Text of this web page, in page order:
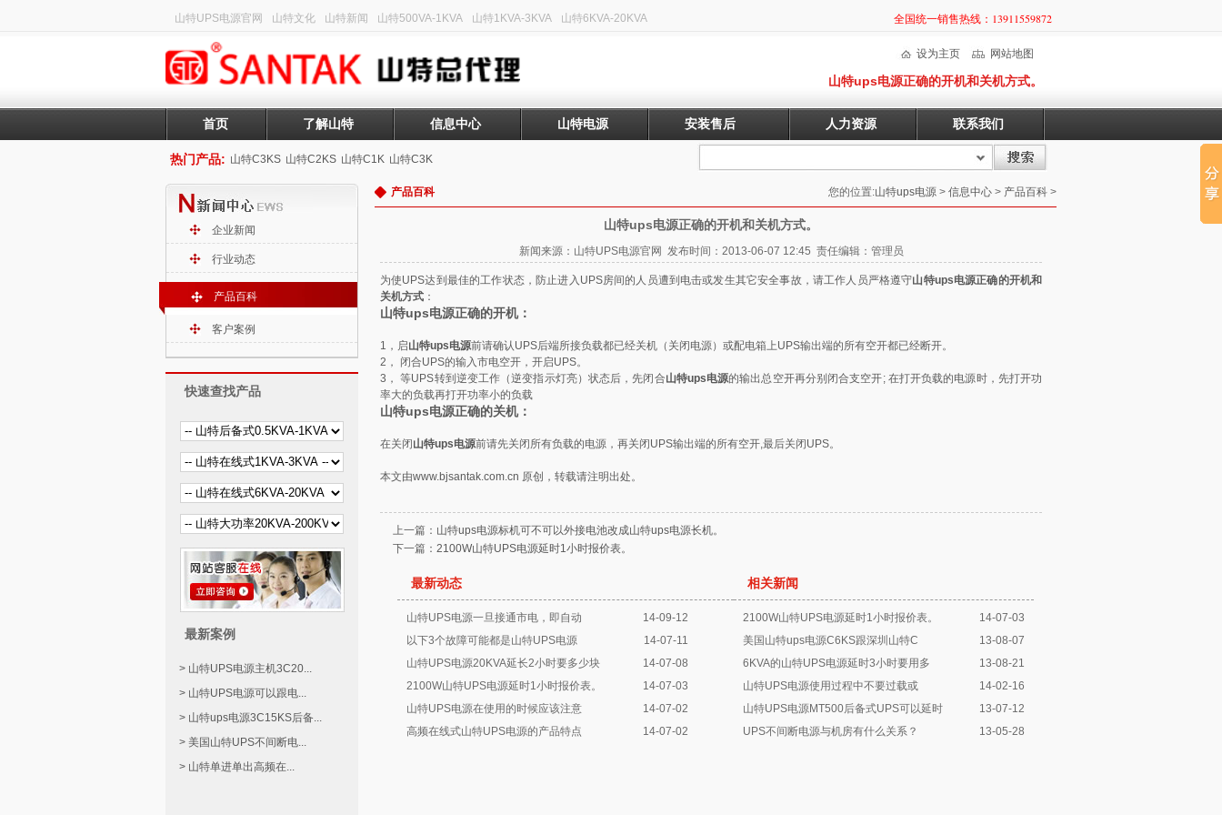
全国统一销售热线：13911559872
山特UPS电源官网 山特文化 山特新闻 山特500VA-1KVA 山特1KVA-3KVA 山特6KVA-20KVA
网站地图
设为主页
山特ups电源正确的开机和关机方式。
首页 了解山特 信息中心 山特电源 安装售后 人力资源 联系我们
热门产品: 山特C3KS 山特C2KS 山特C1K 山特C3K
企业新闻
行业动态
产品百科
客户案例
快速查找产品
最新案例
> 山特UPS电源主机3C20...
> 山特UPS电源可以跟电...
> 山特ups电源3C15KS后备...
> 美国山特UPS不间断电...
> 山特单进单出高频在...
产品百科 您的位置:山特ups电源 > 信息中心 > 产品百科 >
山特ups电源正确的开机和关机方式。
新闻来源：山特UPS电源官网 发布时间：2013-06-07 12:45 责任编辑：管理员
为使UPS达到最佳的工作状态，防止进入UPS房间的人员遭到电击或发生其它安全事故，请工作人员严格遵守山特ups电源正确的开机和
关机方式 ：
山特ups电源正确的开机：
1，启山特ups电源前请确认UPS后端所接负载都已经关机（关闭电源）或配电箱上UPS输出端的所有空开都已经断开。
2， 闭合UPS的输入市电空开，开启UPS。
3， 等UPS转到逆变工作（逆变指示灯亮）状态后，先闭合山特ups电源的输出总空开再分别闭合支空开; 在打开负载的电源时，先打开功
率大的负载再打开功率小的负载
山特ups电源正确的关机：
在关闭 山特ups电源前请先关闭所有负载的电源，再关闭UPS输出端的所有空开,最后关闭UPS。
本文由www.bjsantak.com.cn 原创，转载请注明出处。
上一篇： 山特ups电源标机可不可以外接电池改成山特ups电源长机。
下一篇： 2100W山特UPS电源延时1小时报价表。
最新动态
山特UPS电源一旦接通市电，即自动
14-09-12
以下3个故障可能都是山特UPS电源
14-07-11
山特UPS电源20KVA延长2小时要多少块
14-07-08
2100W山特UPS电源延时1小时报价表。
14-07-03
山特UPS电源在使用的时候应该注意
14-07-02
高频在线式山特UPS电源的产品特点
14-07-02
相关新闻
2100W山特UPS电源延时1小时报价表。
14-07-03
美国山特ups电源C6KS跟深圳山特C
13-08-07
6KVA的山特UPS电源延时3小时要用多
13-08-21
山特UPS电源使用过程中不要过载或
14-02-16
山特UPS电源MT500后备式UPS可以延时
13-07-12
UPS不间断电源与机房有什么关系？
13-05-28